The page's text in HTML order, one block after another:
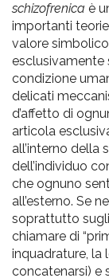
schizofrenica è
importanti
valore
esclusivamente
condizione
delicati
d’affetto di
articola
all’interno della
dell’individuo
che ognuno
all’esterno. Se
soprattutto
chiamare di
inquadrature, la
concatenarsi) e